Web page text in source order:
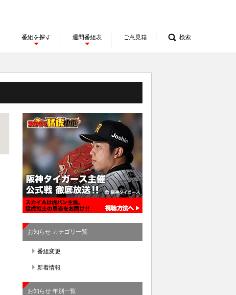
番組を探す 週間番組表 ご意見箱 検索
お知らせ カテゴリ一覧
番組変更
新着情報
お知らせ 年別一覧